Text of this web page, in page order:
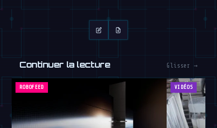
Continuer la lecture Glisser →
ROBOFEED VIDÉOS